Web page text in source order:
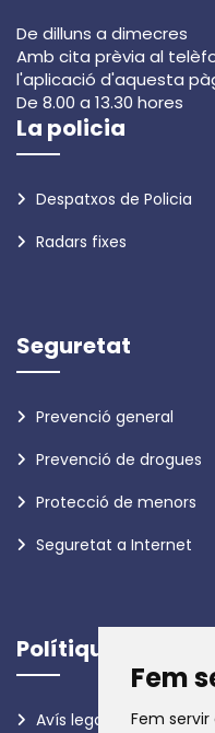
Fem
Fem
De dilluns a dimecres
Amb cita prèvia al
l'aplicació d'aquesta
De 8.00 a 13.30 hores
La policia
Despatxos de Policia
Radars fixes
Seguretat
Prevenció general
Prevenció de drogues
Protecció de menors
Seguretat a Internet
Polítiques
Avís legal